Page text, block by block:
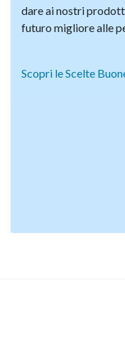
dare ai nostri
futuro migliore alle
Scopri le Scelte